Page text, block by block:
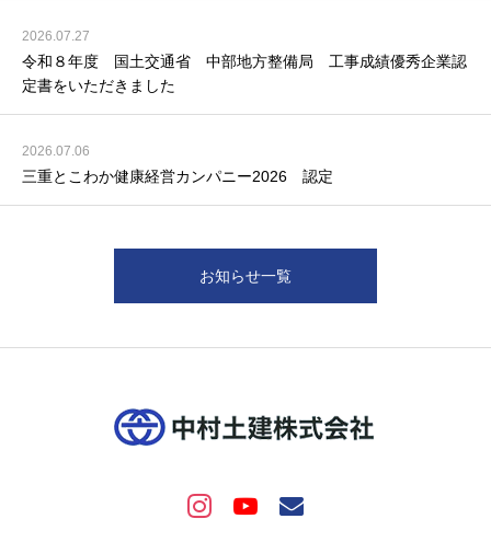
2026.07.27
令和８年度 国土交通省 中部地方整備局 工事成績優秀企業認
定書をいただきました
2026.07.06
三重とこわか健康経営カンパニー2026 認定
お知らせ一覧